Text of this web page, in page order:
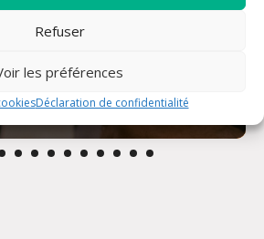
Refuser
les préférences
Déclaration de confidentialité